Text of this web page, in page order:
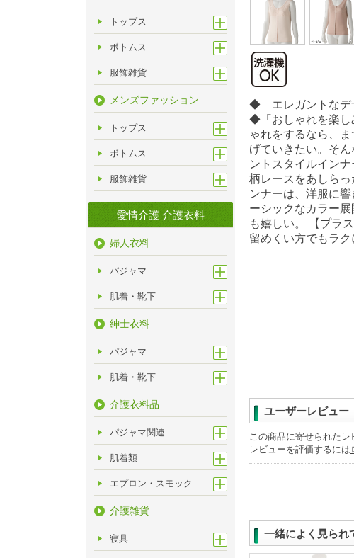
トップス
ボトムス
服飾雑貨
メンズファッション
トップス
ボトムス
服飾雑貨
愛情介護 介護衣料
婦人衣料
パジャマ
肌着・靴下
紳士衣料
パジャマ
肌着・靴下
介護衣料品
パジャマ関連
肌着類
エプロン・スモック
介護雑貨
寝具
◆ エレガントなデ
◆「おしゃれを楽し
ゃれをするなら、
げていきたい。そ
ントスタイルイン
柄レースをあしら
ンナーは、洋服に
ーシックなカラー
も嬉しい。 【プラ
留めくい方でもラク
ユーザーレビュー
この商品に寄せられたレ
レビューを評価するには
一緒によく見られ